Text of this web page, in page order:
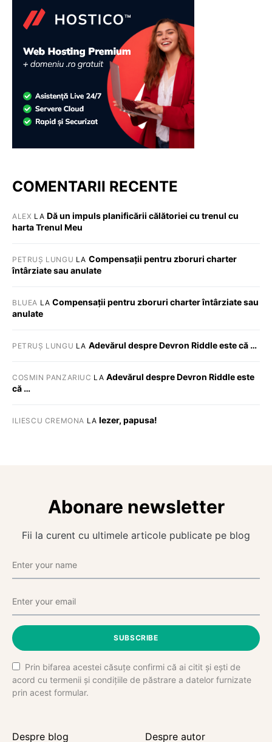
COMENTARII RECENTE
ALEX LA Dă un impuls planificării călătoriei cu trenul cu
harta Trenul Meu
PETRUȘ LUNGU LA Compensații pentru zboruri charter
întârziate sau anulate
BLUEA LACompensații pentru zboruri charter întârziate sau
anulate
PETRUȘ LUNGU LA Adevărul despre Devron Riddle este că …
COSMIN PANZARIUC LA Adevărul despre Devron Riddle este
că …
ILIESCU CREMONA LA Iezer, papusa!
Abonare newsletter
Fii la curent cu ultimele articole publicate pe blog
SUBSCRIBE
Prin bifarea acestei căsuțe confirmi că ai citit și ești de
acord cu termenii și condițiile de păstrare a datelor furnizate
prin acest formular.
Despre blog Despre autor